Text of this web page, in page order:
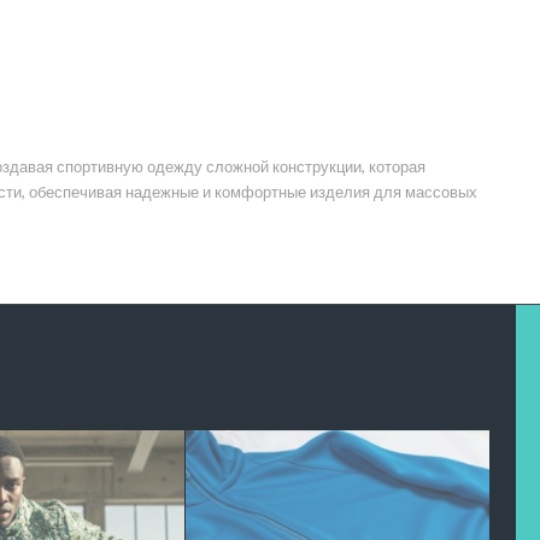
спортивную одежду сложной конструкции, которая
обеспечивая надежные и комфортные изделия для массовых